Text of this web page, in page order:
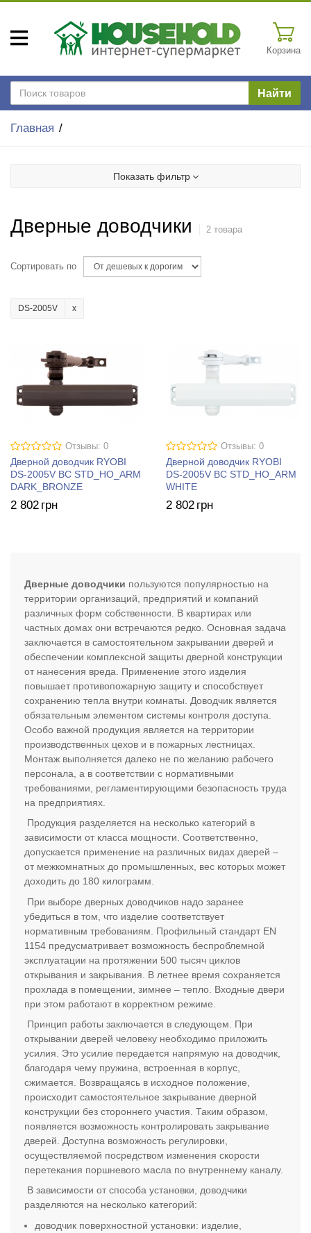
Корзина
Найти
Главная
Показать фильтр
Дверные доводчики 2 товара
Сортировать по
DS-2005V
Отзывы: 0
Дверной доводчик RYOBI
DS-2005V BC STD_HO_ARM
DARK_BRONZE
2 802 грн
Отзывы: 0
Дверной доводчик RYOBI
DS-2005V BC STD_HO_ARM
WHITE
2 802 грн
Дверные доводчики пользуются популярностью на
территории организаций, предприятий и компаний
различных форм собственности. В квартирах или
частных домах они встречаются редко. Основная задача
заключается в самостоятельном закрывании дверей и
обеспечении комплексной защиты дверной конструкции
от нанесения вреда. Применение этого изделия
повышает противопожарную защиту и способствует
сохранению тепла внутри комнаты. Доводчик является
обязательным элементом системы контроля доступа.
Особо важной продукция является на территории
производственных цехов и в пожарных лестницах.
Монтаж выполняется далеко не по желанию рабочего
персонала, а в соответствии с нормативными
требованиями, регламентирующими безопасность труда
на предприятиях.
Продукция разделяется на несколько категорий в
зависимости от класса мощности. Соответственно,
допускается применение на различных видах дверей –
от межкомнатных до промышленных, вес которых может
доходить до 180 килограмм.
При выборе дверных доводчиков надо заранее
убедиться в том, что изделие соответствует
нормативным требованиям. Профильный стандарт EN
1154 предусматривает возможность беспроблемной
эксплуатации на протяжении 500 тысяч циклов
открывания и закрывания. В летнее время сохраняется
прохлада в помещении, зимнее – тепло. Входные двери
при этом работают в корректном режиме.
Принцип работы заключается в следующем. При
открывании дверей человеку необходимо приложить
усилия. Это усилие передается напрямую на доводчик,
благодаря чему пружина, встроенная в корпус,
сжимается. Возвращаясь в исходное положение,
происходит самостоятельное закрывание дверной
конструкции без стороннего участия. Таким образом,
появляется возможность контролировать закрывание
дверей. Доступна возможность регулировки,
осуществляемой посредством изменения скорости
перетекания поршневого масла по внутреннему каналу.
В зависимости от способа установки, доводчики
разделяются на несколько категорий:
доводчик поверхностной установки: изделие,